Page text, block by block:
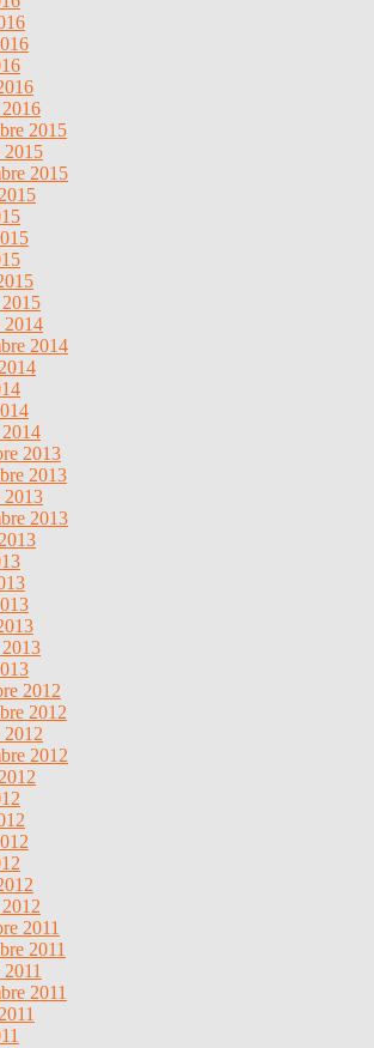
2015
2015
2015
2014
2014
2013
2013
2013
2013
2012
2012
2012
2012
2011
2011
2011